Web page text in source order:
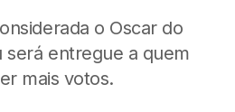
o Oscar do
será entregue a quem
mais votos.